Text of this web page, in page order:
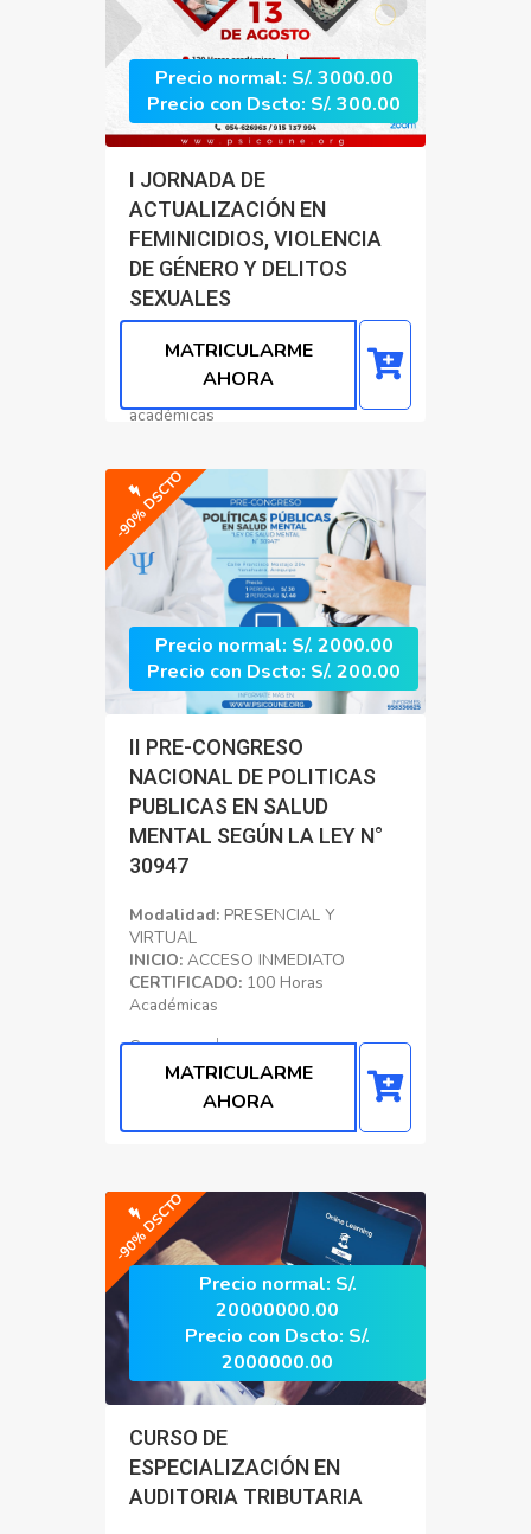
Precio normal: S/. 3000.00
Precio con Dscto: S/. 300.00
I JORNADA DE
ACTUALIZACIÓN EN
FEMINICIDIOS, VIOLENCIA
DE GÉNERO Y DELITOS
SEXUALES
Modalidad:VIRTUAL
ACCESO INMEDIATO
CERTIFICADO:120 horas
académicas
MATRICULARME
AHORA
-90% DSCTO
Precio normal: S/. 2000.00
Precio con Dscto: S/. 200.00
II PRE-CONGRESO
NACIONAL DE POLITICAS
PUBLICAS EN SALUD
MENTAL SEGÚN LA LEY N°
30947
Modalidad: PRESENCIAL Y
VIRTUAL
INICIO: ACCESO INMEDIATO
CERTIFICADO: 100 Horas
Académicas
Congreso
MATRICULARME
AHORA
-90% DSCTO
Precio normal: S/.
20000000.00
Precio con Dscto: S/.
2000000.00
CURSO DE
ESPECIALIZACIÓN EN
AUDITORIA TRIBUTARIA